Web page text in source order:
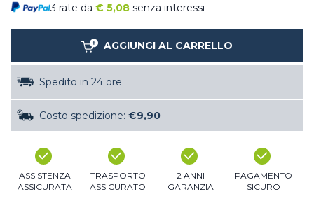
3 rate da € 5,08 senza interessi
AGGIUNGI AL CARRELLO
Spedito in 24 ore
Costo spedizione: €9,90
ASSISTENZA
ASSICURATA
TRASPORTO
ASSICURATO
2 ANNI
GARANZIA
PAGAMENTO
SICURO